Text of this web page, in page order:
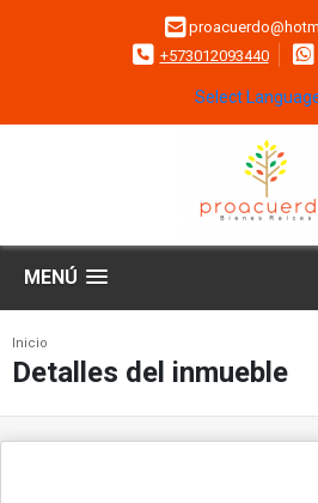
+573012093440
Select
MENÚ
Inicio
Detalles del inmueble